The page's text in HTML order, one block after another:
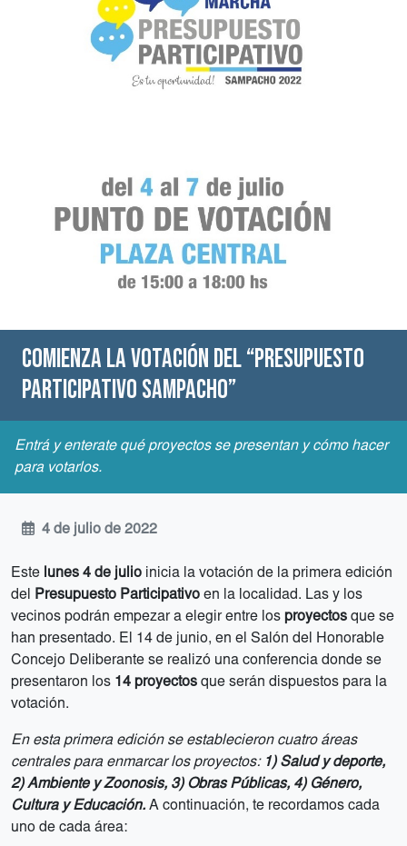
Comienza la votación del “Presupuesto
Participativo Sampacho”
Entrá y enterate qué proyectos se presentan y cómo hacer
para votarlos.
4 de julio de 2022
Este lunes 4 de julio inicia la votación de la primera edición
del Presupuesto Participativo en la localidad. Las y los
vecinos podrán empezar a elegir entre los proyectos que se
han presentado. El 14 de junio, en el Salón del Honorable
Concejo Deliberante se realizó una conferencia donde se
presentaron los 14 proyectos que serán dispuestos para la
votación.
En esta primera edición se establecieron cuatro áreas
centrales para enmarcar los proyectos: 1) Salud y deporte,
2) Ambiente y Zoonosis, 3) Obras Públicas, 4) Género,
Cultura y Educación. A continuación, te recordamos cada
uno de cada área: